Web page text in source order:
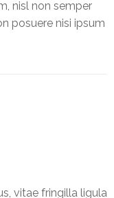
nisl non semper
posuere nisi ipsum
vitae fringilla ligula